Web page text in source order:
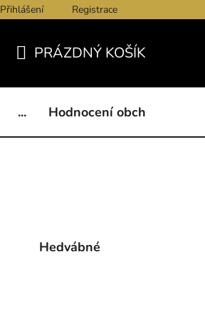
Kontakty Obchodní podmínky
Přihlášení Registrace
KOŠÍK
PRÁZDNÝ KOŠÍK
... Hodnocení obchodu
Hedvábné